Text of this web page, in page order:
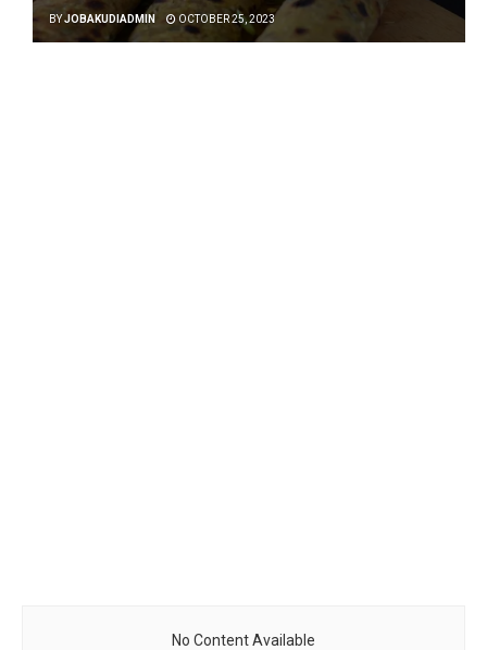
BYJOBAKUDIADMIN OCTOBER 25, 2023
No Content Available